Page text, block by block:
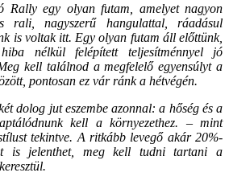
Rally egy olyan futam, amelyet nagyon
rali, nagyszerű hangulattal, ráadásul
is voltak itt. Egy olyan futam áll előttünk,
nélkül felépített teljesítménnyel jó
kell találnod a megfelelő egyensúlyt a
pontosan ez vár ránk a hétvégén.
dolog jut eszembe azonnal: a hőség és a
kell a környezethez. – mint
tekintve. A ritkább levegő akár 20%-
is jelenthet, meg kell tudni tartani a